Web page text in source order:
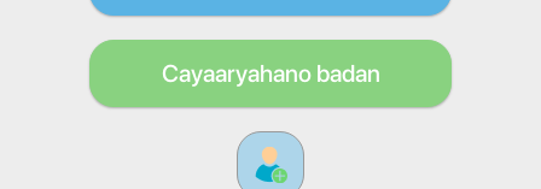
Cayaaryahano badan